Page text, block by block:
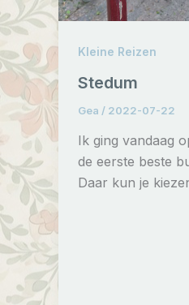
Kleine Reizen
Stedum
Gea / 2022-07-22
Ik ging vandaag
de eerste beste
Daar kun je